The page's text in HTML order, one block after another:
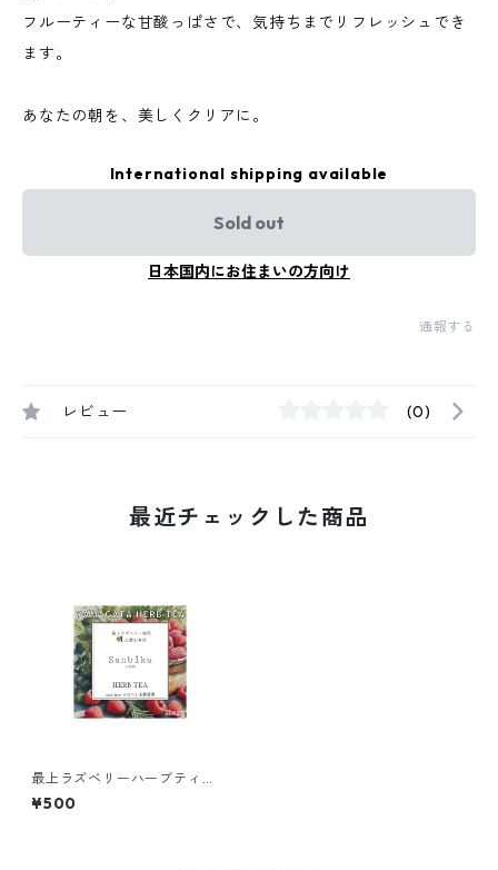
フルーティーな甘酸っぱさで、気持ちまでリフレッシュでき
ます。
あなたの朝を、美しくクリアに。
International shipping available
Sold out
日本国内にお住まいの方向け
通報する
レビュー (0)
最近チェックした商品
最上ラズベリーハーブティ
ー 朝専用
¥500